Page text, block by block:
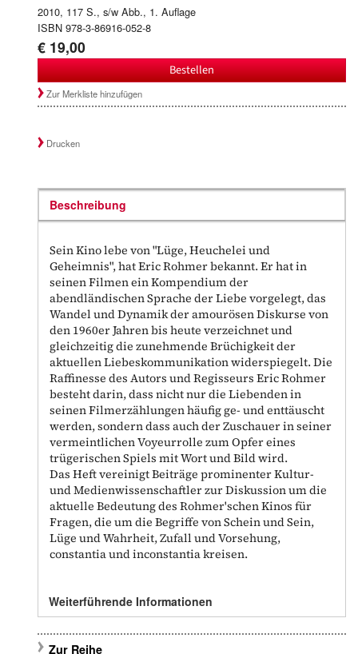
2010, 117 S., s/w Abb., 1. Auflage
ISBN 978-3-86916-052-8
€ 19,00
Bestellen
Zur Merkliste hinzufügen
Drucken
Beschreibung
Sein Kino lebe von "Lüge, Heuchelei und
Geheimnis", hat Eric Rohmer bekannt. Er hat in
seinen Filmen ein Kompendium der
abendländischen Sprache der Liebe vorgelegt, das
Wandel und Dynamik der amourösen Diskurse von
den 1960er Jahren bis heute verzeichnet und
gleichzeitig die zunehmende Brüchigkeit der
aktuellen Liebeskommunikation widerspiegelt. Die
Raffinesse des Autors und Regisseurs Eric Rohmer
besteht darin, dass nicht nur die Liebenden in
seinen Filmerzählungen häufig ge- und enttäuscht
werden, sondern dass auch der Zuschauer in seiner
vermeintlichen Voyeurrolle zum Opfer eines
trügerischen Spiels mit Wort und Bild wird.
Das Heft vereinigt Beiträge prominenter Kultur-
und Medienwissenschaftler zur Diskussion um die
aktuelle Bedeutung des Rohmer'schen Kinos für
Fragen, die um die Begriffe von Schein und Sein,
Lüge und Wahrheit, Zufall und Vorsehung,
constantia und inconstantia kreisen.
Weiterführende Informationen
Zur Reihe